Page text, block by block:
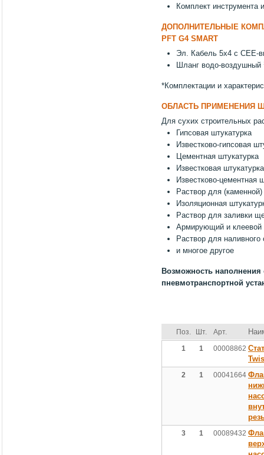
Комплект инструмента
ДОПОЛНИТЕЛЬНЫЕ
PFT G4 SMART
Эл. Кабель 5x4 с СЕЕ-
Шланг водо-
*Комплектации и
ОБЛАСТЬ ПРИМЕНЕНИЯ
Для сухих строительных
Гипсовая штукатурка
Известково-гипсовая
Цементная штукатурка
Известковая штукатурка
Известково-цементная
Раствор для (каменной)
Изоляционная
Раствор для заливки
Армирующий и клеевой
Раствор для
и многое другое
Возможность
пневмотранспортной
Поз. Шт. Арт.
1 1 00008862
2 1 00041664
3 1 00089432